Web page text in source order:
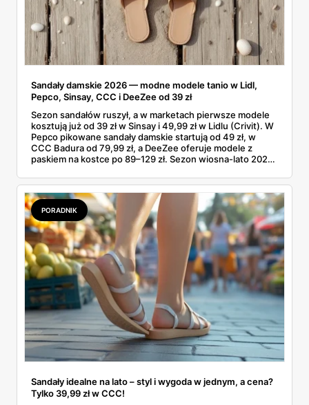
Sandały damskie 2026 — modne modele tanio w Lidl,
Pepco, Sinsay, CCC i DeeZee od 39 zł
Sezon sandałów ruszył, a w marketach pierwsze modele
kosztują już od 39 zł w Sinsay i 49,99 zł w Lidlu (Crivit). W
Pepco pikowane sandały damskie startują od 49 zł, w
CCC Badura od 79,99 zł, a DeeZee oferuje modele z
paskiem na kostce po 89–129 zł. Sezon wiosna-lato 2026
pasteli — od pudrowego różu po butter yellow. Sprawdź,
który model wybrać na Boże Ciało, wesele plenerowe i
wakacje
PORADNIK
Sandały idealne na lato – styl i wygoda w jednym, a cena?
Tylko 39,99 zł w CCC!